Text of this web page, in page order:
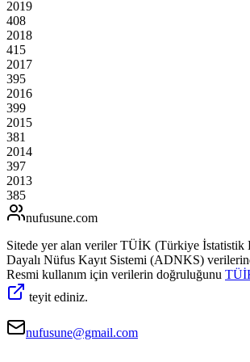
2019
408
2018
415
2017
395
2016
399
2015
381
2014
397
2013
385
nufusune.com
Sitede yer alan veriler TÜİK (Türkiye İstatistik
Dayalı Nüfus Kayıt Sistemi (ADNKS)
Resmi kullanım için verilerin doğruluğunu
teyit ediniz.
nufusune@gmail.com